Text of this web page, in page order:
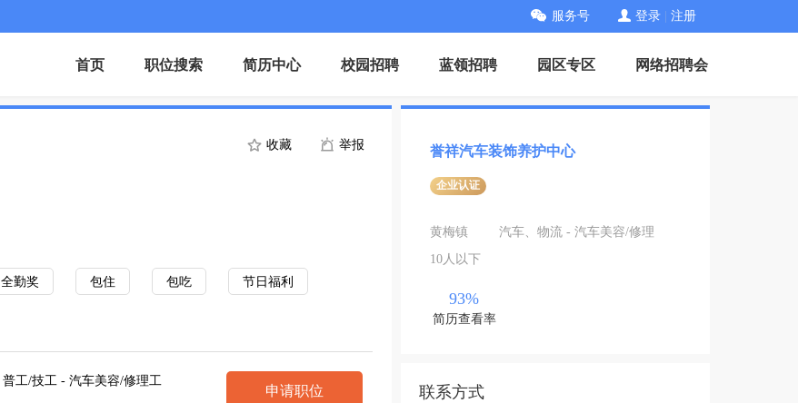
服务号 登录 注册
首页 职位搜索 简历中心 校园招聘 蓝领招聘 园区专区 网络招聘会
收藏 举报
全勤奖 包住 包吃 节日福利
普工/技工 - 汽车美容/修理工
申请职位
誉祥汽车装饰养护中心
企业认证
黄梅镇
汽车、物流 - 汽车美容/修理
10人以下
93%
简历查看率
联系方式